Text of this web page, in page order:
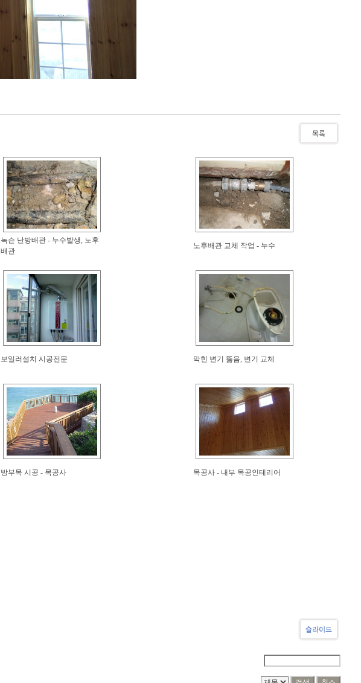
녹슨 난방배관 - 누수발생, 노후
배관
노후배관 교체 작업 - 누수
보일러설치 시공전문 막힌 변기 뚫음, 변기 교체
방부목 시공 - 목공사 목공사 - 내부 목공인테리어